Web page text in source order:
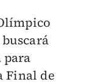
para
Final de